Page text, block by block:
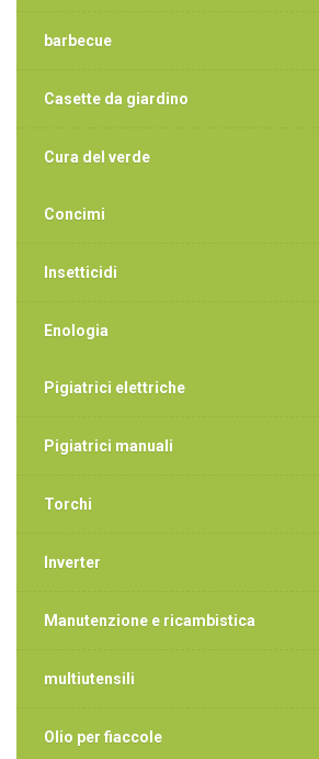
barbecue
Casette da giardino
Cura del verde
Concimi
Insetticidi
Enologia
Pigiatrici elettriche
Pigiatrici manuali
Torchi
Inverter
Manutenzione e ricambistica
multiutensili
Olio per fiaccole